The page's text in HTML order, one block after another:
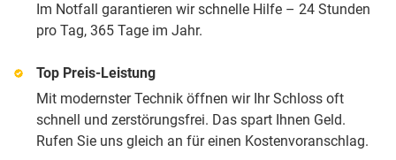
Im Notfall garantieren wir schnelle Hilfe – 24 Stunden
pro Tag, 365 Tage im Jahr.
Top Preis-Leistung
Mit modernster Technik öffnen wir Ihr Schloss oft
schnell und zerstörungsfrei. Das spart Ihnen Geld.
Rufen Sie uns gleich an für einen Kostenvoranschlag.